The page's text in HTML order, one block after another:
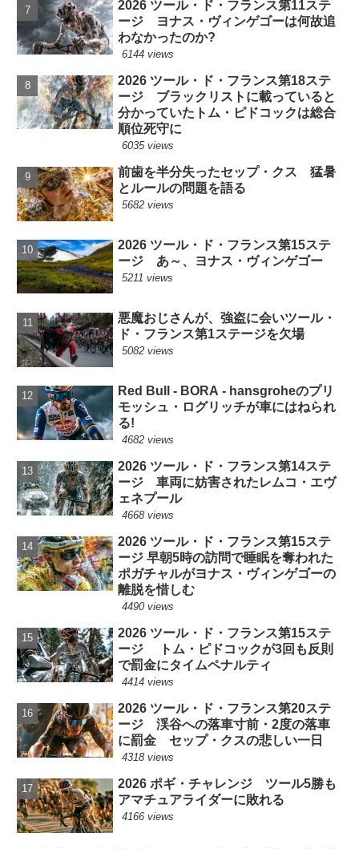
2026 ツール・ド・フランス第11ステ
ージ ヨナス・ヴィンゲゴーは何故追
わなかったのか?
6144 views
2026 ツール・ド・フランス第18ステ
ージ ブラックリストに載っていると
分かっていたトム・ピドコックは総合
順位死守に
6035 views
前歯を半分失ったセップ・クス 猛暑
とルールの問題を語る
5682 views
2026 ツール・ド・フランス第15ステ
ージ あ～、ヨナス・ヴィンゲゴー
5211 views
悪魔おじさんが、強盗に会いツール・
ド・フランス第1ステージを欠場
5082 views
Red Bull - BORA - hansgroheのプリ
モッシュ・ログリッチが車にはねられ
る!
4682 views
2026 ツール・ド・フランス第14ステ
ージ 車両に妨害されたレムコ・エヴ
ェネプール
4668 views
2026 ツール・ド・フランス第15ステ
ージ 早朝5時の訪問で睡眠を奪われた
ポガチャルがヨナス・ヴィンゲゴーの
離脱を惜しむ
4490 views
2026 ツール・ド・フランス第15ステ
ージ トム・ピドコックが3回も反則
で罰金にタイムペナルティ
4414 views
2026 ツール・ド・フランス第20ステ
ージ 渓谷への落車寸前・2度の落車
に罰金 セップ・クスの悲しい一日
4318 views
2026 ポギ・チャレンジ ツール5勝も
アマチュアライダーに敗れる
4166 views